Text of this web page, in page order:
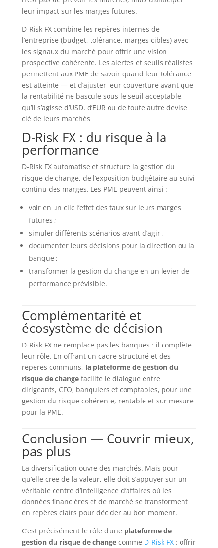
leur impact sur les marges futures.
D-Risk FX combine les repères internes de
l’entreprise (budget, tolérance, marges cibles) avec
les signaux du marché pour offrir une vision
prospective cohérente. Les alertes et seuils réalistes
permettent aux PME de savoir quand leur tolérance
est atteinte — et d’ajuster leur couverture avant que
la rentabilité ne bascule sous le seuil acceptable,
qu’il s’agisse d’USD, d’EUR ou de toute autre devise
clé de leurs marchés.
D-Risk FX : du risque à la
performance
D-Risk FX automatise et structure la gestion du
risque de change, de l’exposition budgétaire au suivi
continu des marges. Les PME peuvent ainsi :
voir en un clic l’effet des taux sur leurs marges
futures ;
simuler différents scénarios avant d’agir ;
documenter leurs décisions pour la direction ou la
banque ;
transformer la gestion du change en un levier de
performance prévisible.
Complémentarité et
écosystème de décision
D-Risk FX ne remplace pas les banques : il complète
leur rôle. En offrant un cadre structuré et des
repères communs, la plateforme de gestion du
risque de changefacilite le dialogue entre
dirigeants, CFO, banquiers et comptables, pour une
gestion du risque cohérente, rentable et sur mesure
pour la PME.
Conclusion — Couvrir mieux,
pas plus
La diversification ouvre des marchés. Mais pour
qu’elle crée de la valeur, elle doit s’appuyer sur un
véritable centre d’intelligence d’affaires où les
données financières et de marché se transforment
en repères clairs pour décider au bon moment.
C’est précisément le rôle d’une plateforme de
gestion du risque de changecomme D-Risk FX: offrir